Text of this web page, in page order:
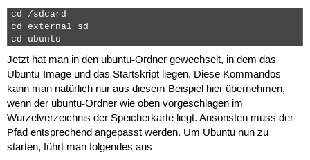
busybox losetup /dev/block/loop255 ./
busybox mount -o noatime /dev/block/loop255 /
# mount the phone's sdcard storage so it's
busybox mount -o bind /sdcard /data/local/
busybox mount -o bind /sdcard/external_sd /
busybox mkdir $ANDROIDTMP/ubuntutmp
busybox mount -o bind /data/local/mnt/tmp
cd /sdcard
cd external_sd
cd ubuntu
Jetzt hat man in den ubuntu-Ordner gewechselt, in dem das
Ubuntu-Image und das Startskript liegen. Diese Kommandos
kann man natürlich nur aus diesem Beispiel hier übernehmen,
wenn der ubuntu-Ordner wie oben vorgeschlagen im
Wurzelverzeichnis der Speicherkarte liegt. Ansonsten muss der
Pfad entsprechend angepasst werden. Um Ubuntu nun zu
starten, führt man folgendes aus: